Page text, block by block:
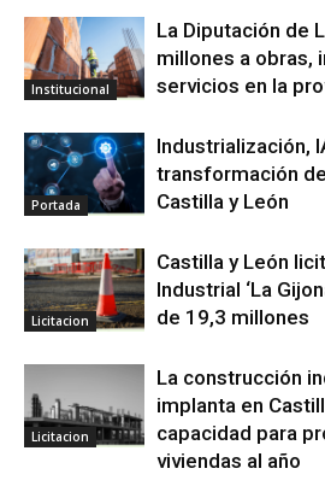
Institucional
La Diputación de
millones a obras,
servicios en la
Portada
Industrialización,
transformación
Castilla y León
Licitacion
Castilla y León
Industrial ‘La
de 19,3 millones
Licitacion
La construcción
implanta en
capacidad para
viviendas al año